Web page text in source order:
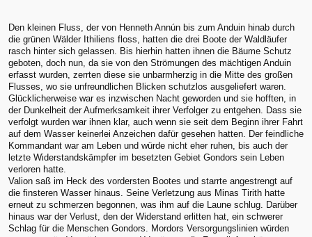
Den kleinen Fluss, der von Henneth Annún bis zum Anduin hinab durch
die grünen Wälder Ithiliens floss, hatten die drei Boote der Waldläufer
rasch hinter sich gelassen. Bis hierhin hatten ihnen die Bäume Schutz
geboten, doch nun, da sie von den Strömungen des mächtigen Anduin
erfasst wurden, zerrten diese sie unbarmherzig in die Mitte des großen
Flusses, wo sie unfreundlichen Blicken schutzlos ausgeliefert waren.
Glücklicherweise war es inzwischen Nacht geworden und sie hofften, in
der Dunkelheit der Aufmerksamkeit ihrer Verfolger zu entgehen. Dass sie
verfolgt wurden war ihnen klar, auch wenn sie seit dem Beginn ihrer Fahrt
auf dem Wasser keinerlei Anzeichen dafür gesehen hatten. Der feindliche
Kommandant war am Leben und würde nicht eher ruhen, bis auch der
letzte Widerstandskämpfer im besetzten Gebiet Gondors sein Leben
verloren hatte.
Valion saß im Heck des vordersten Bootes und starrte angestrengt auf
die finsteren Wasser hinaus. Seine Verletzung aus Minas Tirith hatte
erneut zu schmerzen begonnen, was ihm auf die Laune schlug. Darüber
hinaus war der Verlust, den der Widerstand erlitten hat, ein schwerer
Schlag für die Menschen Gondors. Mordors Versorgungslinien würden